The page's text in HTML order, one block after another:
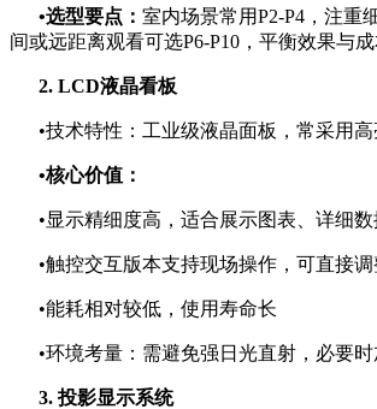
•选型要点： 室内场景常用P2-P4，注重
间或远距离观看可选P6-P10，平衡效果与
2. LCD液晶看板
•技术特性：工业级液晶面板，常采用
•核心价值：
•显示精细度高，适合展示图表、详细
•触控交互版本支持现场操作，可直接
•能耗相对较低，使用寿命长
•环境考量：需避免强日光直射，必要
3. 投影显示系统